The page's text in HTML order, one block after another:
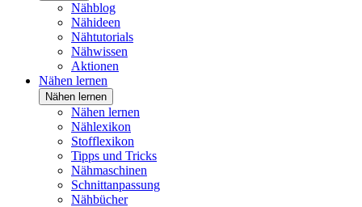
Nähblog
Nähideen
Nähtutorials
Nähwissen
Aktionen
Nähen lernen
Nähen lernen
Nähen lernen
Nählexikon
Stofflexikon
Tipps und Tricks
Nähmaschinen
Schnittanpassung
Nähbücher